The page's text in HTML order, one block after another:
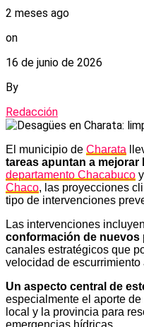
2 meses ago
on
16 de junio de 2026
By
Redacción
El municipio de Charata
tareas apuntan a
departamento Chacabuco
Chaco, las proyecciones
tipo de intervenciones
Las intervenciones
conformación de nuevos
canales estratégicos que
velocidad de
Un aspecto central de
especialmente el aporte
local y la provincia para
emergencias hídricas.